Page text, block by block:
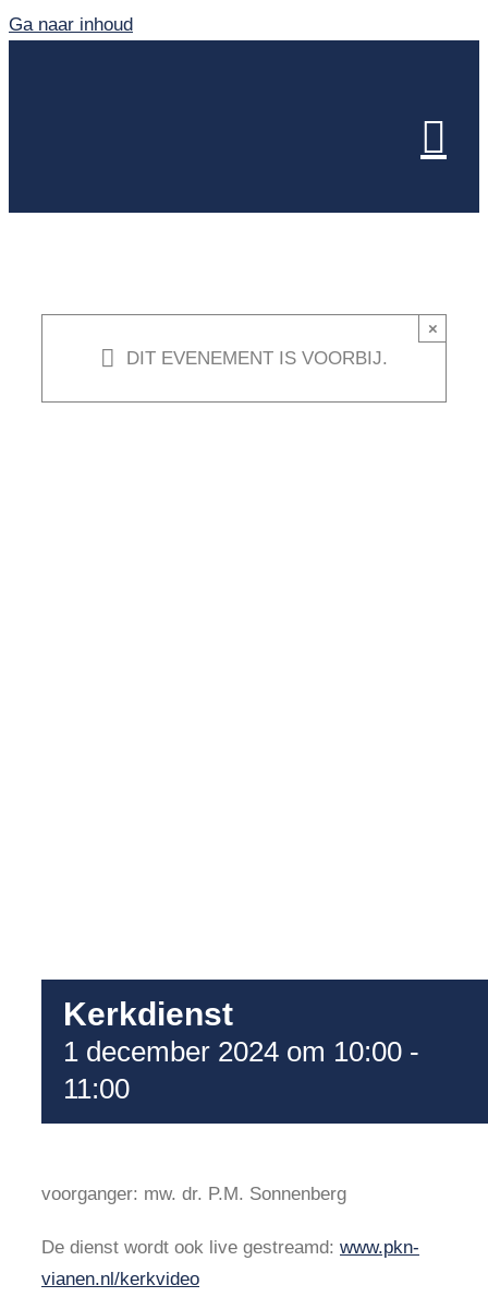
Ga naar inhoud
DIT EVENEMENT IS VOORBIJ.
×
Kerkdienst
1 december 2024 om 10:00 -
11:00
voorganger: mw. dr. P.M. Sonnenberg
De dienst wordt ook live gestreamd: www.pkn-
vianen.nl/kerkvideo